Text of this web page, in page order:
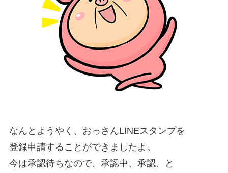
なんとようやく、おっさんLINEスタンプを
登録申請することができましたよ。
今は承認待ちなので、承認中、承認、と